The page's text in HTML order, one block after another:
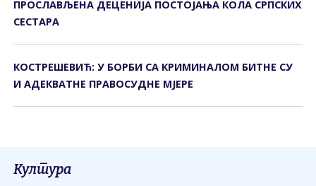
ПРОСЛАВЉЕНА ДЕЦЕНИЈА ПОСТОЈАЊА КОЛА СРПСКИХ
СЕСТАРА
КОСТРЕШЕВИЋ: У БОРБИ СА КРИМИНАЛОМ БИТНЕ СУ
И АДЕКВАТНЕ ПРАВОСУДНЕ МЈЕРЕ
Култура